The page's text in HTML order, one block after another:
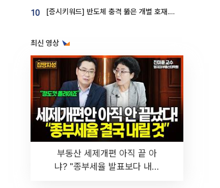
10 [증시키워드] 반도체 충격 뚫은 개별 호재...포스코퓨처엠·에코프로·한화솔루션 '눈길'
최신 영상
부동산 세제개편 아직 끝 아
냐? "종부세율 발표보다 내릴